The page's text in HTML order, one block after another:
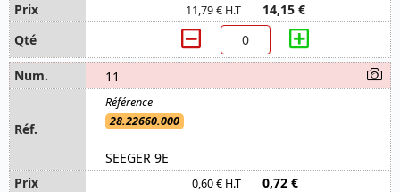
11,79 € H.T 14,15 €
11
28.22660.000
SEEGER 9E
0,60 € H.T 0,72 €